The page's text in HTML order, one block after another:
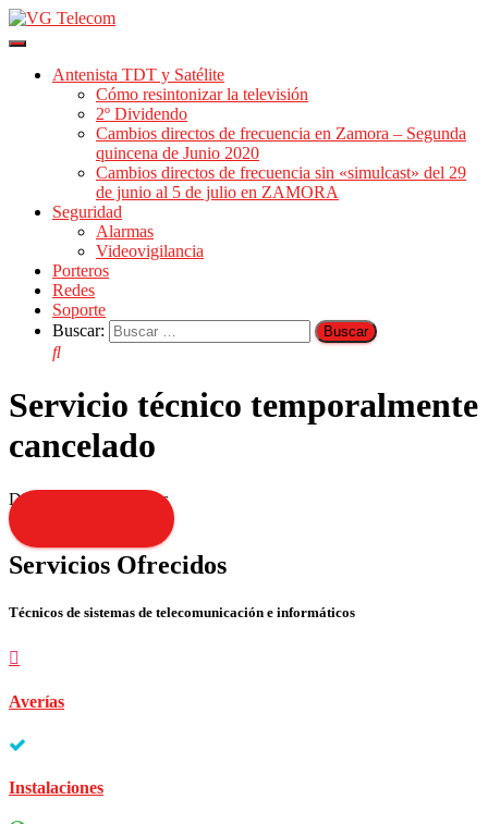
Cambiar
navegación
Antenista TDT y Satélite
Cómo resintonizar la televisión
2º Dividendo
Cambios directos de frecuencia en Zamora – Segunda
quincena de Junio 2020
Cambios directos de frecuencia sin «simulcast» del 29
de junio al 5 de julio en ZAMORA
Seguridad
Alarmas
Videovigilancia
Porteros
Redes
Soporte
Buscar:
Servicio técnico temporalmente
cancelado
Disculpen las molestias
Servicios Ofrecidos
Técnicos de sistemas de telecomunicación e informáticos
Averías
Instalaciones